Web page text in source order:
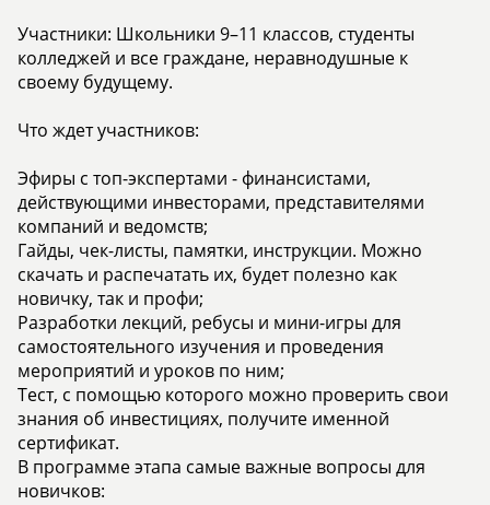
Участники: Школьники 9–11 классов, студенты
колледжей и все граждане, неравнодушные к
своему будущему.
Что ждет участников:
Эфиры с топ-экспертами - финансистами,
действующими инвесторами, представителями
компаний и ведомств;
Гайды, чек-листы, памятки, инструкции. Можно
скачать и распечатать их, будет полезно как
новичку, так и профи;
Разработки лекций, ребусы и мини-игры для
самостоятельного изучения и проведения
мероприятий и уроков по ним;
Тест, с помощью которого можно проверить свои
знания об инвестициях, получите именной
сертификат.
В программе этапа самые важные вопросы для
новичков: